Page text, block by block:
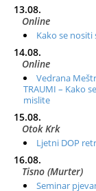
13.08.
Online
Kako se nositi
14.08.
Online
Vedrana
TRAUMI – Kako
mislite
15.08.
Otok Krk
Ljetni DOP
16.08.
Tisno (Murter)
Seminar